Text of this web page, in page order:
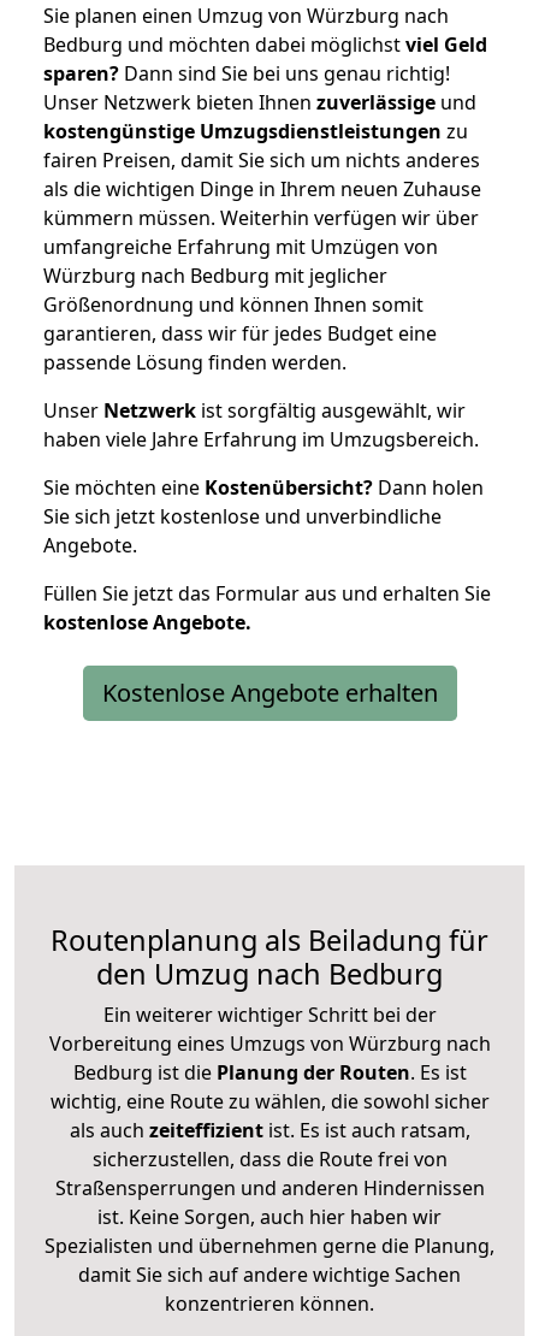
Sie planen einen Umzug von Würzburg nach
Bedburg und möchten dabei möglichstviel Geld
sparen? Dann sind Sie bei uns genau richtig!
Unser Netzwerk bieten Ihnen zuverlässige und
kostengünstige Umzugsdienstleistungen zu
fairen Preisen, damit Sie sich um nichts anderes
als die wichtigen Dinge in Ihrem neuen Zuhause
kümmern müssen. Weiterhin verfügen wir über
umfangreiche Erfahrung mit Umzügen von
Würzburg nach Bedburg mit jeglicher
Größenordnung und können Ihnen somit
garantieren, dass wir für jedes Budget eine
passende Lösung finden werden.
Unser Netzwerk ist sorgfältig ausgewählt, wir
haben viele Jahre Erfahrung im Umzugsbereich.
Sie möchten eine Kostenübersicht? Dann holen
Sie sich jetzt kostenlose und unverbindliche
Angebote.
Füllen Sie jetzt das Formular aus und erhalten Sie
kostenloseAngebote.
Kostenlose Angebote erhalten
Routenplanung als Beiladung für
den Umzug nach Bedburg
Ein weiterer wichtiger Schritt bei der
Vorbereitung eines Umzugs von Würzburg nach
Bedburg ist diePlanung der Routen. Es ist
wichtig, eine Route zu wählen, die sowohl sicher
als auch zeiteffizientist. Es ist auch ratsam,
sicherzustellen, dass die Route frei von
Straßensperrungen und anderen Hindernissen
ist. Keine Sorgen, auch hier haben wir
Spezialisten und übernehmen gerne die Planung,
damit Sie sich auf andere wichtige Sachen
konzentrieren können.